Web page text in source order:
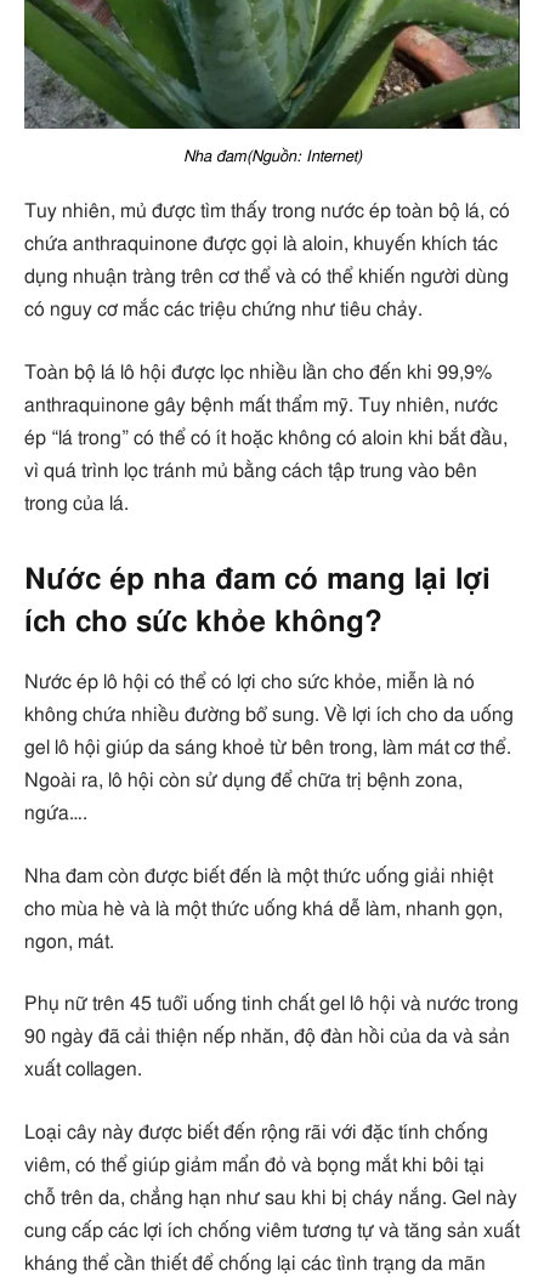
Nha đam(Nguồn: Internet)
Tuy nhiên, mủ được tìm thấy trong nước ép toàn bộ lá, có
chứa anthraquinone được gọi là aloin, khuyến khích tác
dụng nhuận tràng trên cơ thể và có thể khiến người dùng
có nguy cơ mắc các triệu chứng như tiêu chảy.
Toàn bộ lá lô hội được lọc nhiều lần cho đến khi 99,9%
anthraquinone gây bệnh mất thẩm mỹ. Tuy nhiên, nước
ép “lá trong” có thể có ít hoặc không có aloin khi bắt đầu,
vì quá trình lọc tránh mủ bằng cách tập trung vào bên
trong của lá.
Nước ép nha đam có mang lại lợi
ích cho sức khỏe không?
Nước ép lô hội có thể có lợi cho sức khỏe, miễn là nó
không chứa nhiều đường bổ sung. Về lợi ích cho da uống
gel lô hội giúp da sáng khoẻ từ bên trong, làm mát cơ thể.
Ngoài ra, lô hội còn sử dụng để chữa trị bệnh zona,
ngứa….
Nha đam còn được biết đến là một thức uống giải nhiệt
cho mùa hè và là một thức uống khá dễ làm, nhanh gọn,
ngon, mát.
Phụ nữ trên 45 tuổi uống tinh chất gel lô hội và nước trong
90 ngày đã cải thiện nếp nhăn, độ đàn hồi của da và sản
xuất collagen.
Loại cây này được biết đến rộng rãi với đặc tính chống
viêm, có thể giúp giảm mẩn đỏ và bọng mắt khi bôi tại
chỗ trên da, chẳng hạn như sau khi bị cháy nắng. Gel này
cung cấp các lợi ích chống viêm tương tự và tăng sản xuất
kháng thể cần thiết để chống lại các tình trạng da mãn